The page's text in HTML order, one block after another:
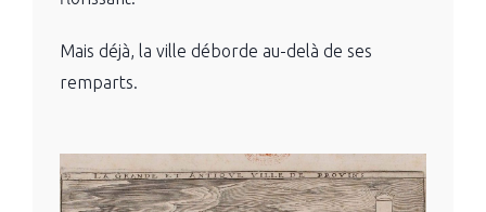
Mais déjà, la ville déborde au-delà de ses
remparts.